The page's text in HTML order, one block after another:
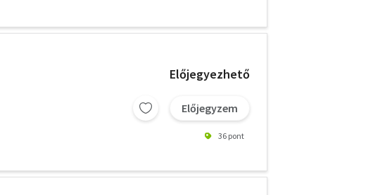
Előjegyezhető
Előjegyzem
36 pont